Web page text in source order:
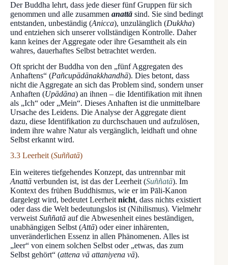
Der Buddha lehrt, dass jede dieser fünf Gruppen für sich
genommen und alle zusammen anattā sind. Sie sind bedingt
entstanden, unbeständig (Anicca), unzulänglich (Dukkha)
und entziehen sich unserer vollständigen Kontrolle. Daher
kann keines der Aggregate oder ihre Gesamtheit als ein
wahres, dauerhaftes Selbst betrachtet werden.
Oft spricht der Buddha von den „fünf Aggregaten des
Anhaftens“ (Pañcupādānakkhandhā). Dies betont, dass
nicht die Aggregate an sich das Problem sind, sondern unser
Anhaften (Upādāna) an ihnen – die Identifikation mit ihnen
als „Ich“ oder „Mein“. Dieses Anhaften ist die unmittelbare
Ursache des Leidens. Die Analyse der Aggregate dient
dazu, diese Identifikation zu durchschauen und aufzulösen,
indem ihre wahre Natur als vergänglich, leidhaft und ohne
Selbst erkannt wird.
3.3 Leerheit (Suññatā)
Ein weiteres tiefgehendes Konzept, das untrennbar mit
Anattā verbunden ist, ist das der Leerheit (Suññatā). Im
Kontext des frühen Buddhismus, wie er im Pāli-Kanon
dargelegt wird, bedeutet Leerheit nicht, dass nichts existiert
oder dass die Welt bedeutungslos ist (Nihilismus). Vielmehr
verweist Suññatā auf die Abwesenheit eines beständigen,
unabhängigen Selbst (Attā) oder einer inhärenten,
unveränderlichen Essenz in allen Phänomenen. Alles ist
„leer“ von einem solchen Selbst oder „etwas, das zum
Selbst gehört“ (attena vā attaniyena vā).